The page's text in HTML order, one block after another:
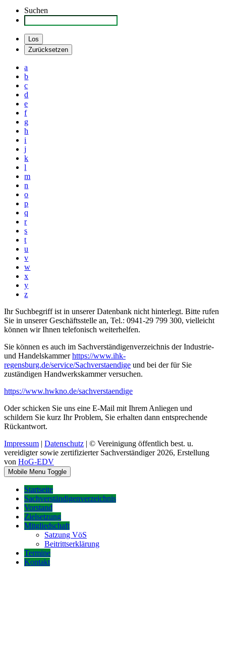
Suchen
a
b
c
d
e
f
g
h
i
j
k
l
m
n
o
p
q
r
s
t
u
v
w
x
y
z
Ihr Suchbegriff ist in unserer Datenbank nicht hinterlegt. Bitte rufen
Sie in unserer Geschäftsstelle an, Tel.: 0941-29 799 300, vielleicht
können wir Ihnen telefonisch weiterhelfen.
Sie können es auch im Sachverständigenverzeichnis der Industrie-
und Handelskammerhttps://www.ihk-
regensburg.de/service/Sachverstaendige und bei der für Sie
zuständigen Handwerkskammer versuchen.
https://www.hwkno.de/sachverstaendige
Oder schicken Sie uns eine E-Mail mit Ihrem Anliegen und
schildern Sie kurz Ihr Problem, Sie erhalten dann entsprechende
Rückantwort.
Impressum | Datenschutz | © Vereinigung öffentlich best. u.
vereidigter sowie zertifizierter Sachverständiger 2026, Erstellung
von HoG-EDV
Mobile Menu Toggle
Startseite
Sachverständigenverzeichnis
Vorstand
Zielsetzung
Mitgliedschaft
Satzung VöS
Beitrittserklärung
Termine
Kontakt